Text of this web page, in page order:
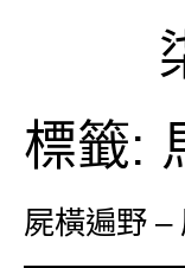
標籤:
屍橫遍野 –